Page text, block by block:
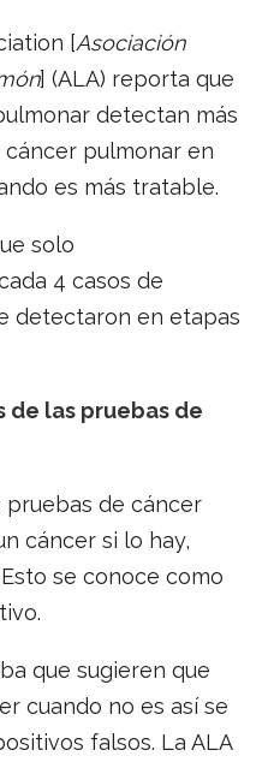
[Asociación
] (ALA) reporta que
detectan más
pulmonar en
es más tratable.
solo
4 casos de
detectaron en etapas
de las pruebas de
pruebas de cáncer
cáncer si lo hay,
se conoce como
que sugieren que
cuando no es así se
falsos. La ALA